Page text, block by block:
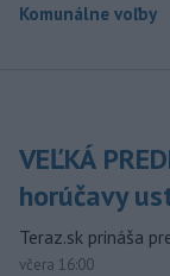
Komunálne voľby
VEĽKÁ
horúčavy
Teraz.sk prináša
včera 16:00